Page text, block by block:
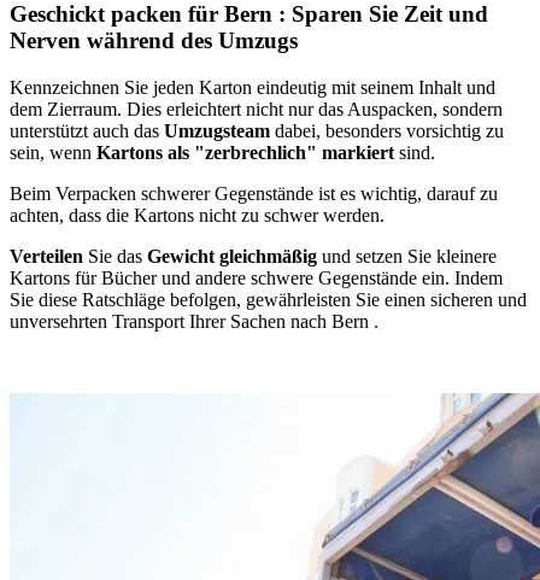
Geschickt packen für Bern ⁠: Sparen Sie Zeit und
Nerven während des Umzugs
Kennzeichnen Sie jeden Karton eindeutig mit seinem Inhalt und
dem Zierraum. Dies erleichtert nicht nur das Auspacken, sondern
unterstützt auch das Umzugsteam dabei, besonders vorsichtig zu
sein, wenn Kartons als "zerbrechlich" markiert sind.
Beim Verpacken schwerer Gegenstände ist es wichtig, darauf zu
achten, dass die Kartons nicht zu schwer werden.
Verteilen Sie das Gewicht gleichmäßig und setzen Sie kleinere
Kartons für Bücher und andere schwere Gegenstände ein. Indem
Sie diese Ratschläge befolgen, gewährleisten Sie einen sicheren und
unversehrten Transport Ihrer Sachen nach Bern ⁠.